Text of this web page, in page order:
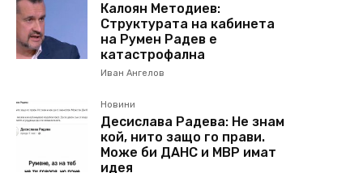
Калоян Методиев:
Структурата на кабинета
на Румен Радев е
катастрофална
Иван Ангелов
Новини
Десислава Радева: Не знам
кой, нито защо го прави.
Може би ДАНС и МВР имат
идея